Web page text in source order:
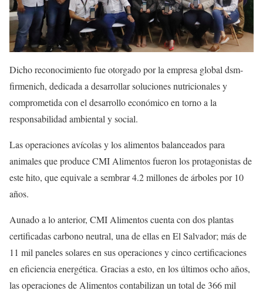
Dicho reconocimiento fue otorgado por la empresa global dsm-
firmenich, dedicada a desarrollar soluciones nutricionales y
comprometida con el desarrollo económico en torno a la
responsabilidad ambiental y social.
Las operaciones avícolas y los alimentos balanceados para
animales que produce CMI Alimentos fueron los protagonistas de
este hito, que equivale a sembrar 4.2 millones de árboles por 10
años.
Aunado a lo anterior, CMI Alimentos cuenta con dos plantas
certificadas carbono neutral, una de ellas en El Salvador; más de
11 mil paneles solares en sus operaciones y cinco certificaciones
en eficiencia energética. Gracias a esto, en los últimos ocho años,
las operaciones de Alimentos contabilizan un total de 366 mil